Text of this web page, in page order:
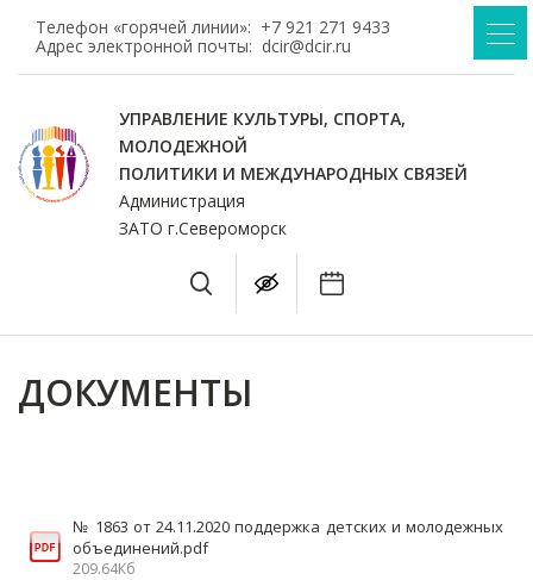
Телефон «горячей линии»: +7 921 271 9433
Адрес электронной почты: dcir@dcir.ru
УПРАВЛЕНИЕ КУЛЬТУРЫ, СПОРТА,
МОЛОДЕЖНОЙ
ПОЛИТИКИ И МЕЖДУНАРОДНЫХ СВЯЗЕЙ
Администрация
ЗАТО г.Североморск
ДОКУМЕНТЫ
№ 1863 от 24.11.2020 поддержка детских и молодежных
объединений.pdf
209.64Кб